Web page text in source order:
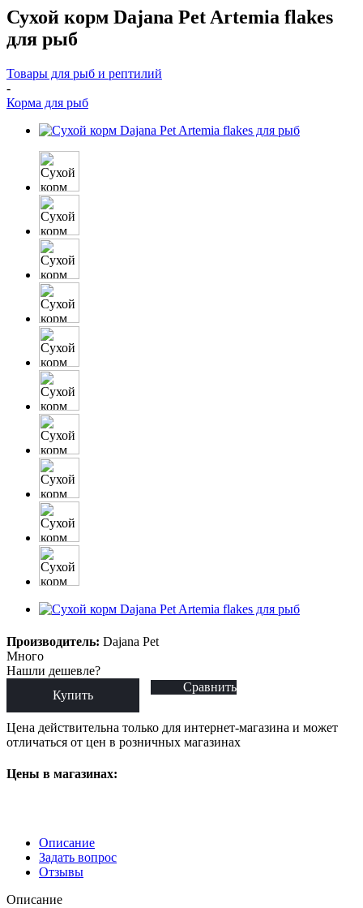
Сухой корм Dajana Pet Artemia flakes
для рыб
Товары для рыб и рептилий
-
Корма для рыб
Производитель: Dajana Pet
Много
Нашли дешевле?
Купить
Сравнить
Цена действительна только для интернет-магазина и может
отличаться от цен в розничных магазинах
Цены в магазинах:
Описание
Задать вопрос
Отзывы
Описание